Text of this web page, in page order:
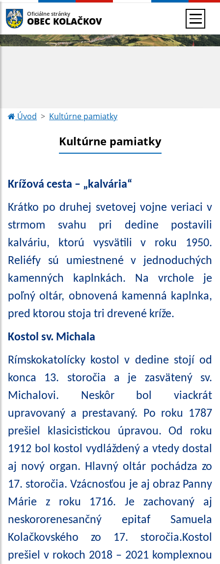
Oficiálne stránky
OBEC KOLAČKOV
Úvod Kultúrne pamiatky
Kultúrne pamiatky
Krížová cesta – „kalvária“
Krátko po druhej svetovej vojne veriaci v
strmom svahu pri dedine postavili
kalváriu, ktorú vysvätili v roku 1950.
Reliéfy sú umiestnené v jednoduchých
kamenných kaplnkách. Na vrchole je
poľný oltár, obnovená kamenná kaplnka,
pred ktorou stoja tri drevené kríže.
Kostol sv. Michala
Rímskokatolícky kostol v dedine stojí od
konca 13. storočia a je zasvätený sv.
Michalovi. Neskôr bol viackrát
upravovaný a prestavaný. Po roku 1787
prešiel klasicistickou úpravou. Od roku
1912 bol kostol vydláždený a vtedy dostal
aj nový organ. Hlavný oltár pochádza zo
17. storočia. Vzácnosťou je aj obraz Panny
Márie z roku 1716. Je zachovaný aj
neskororenesančný epitaf Samuela
Kolačkovského zo 17. storočia.Kostol
prešiel v rokoch 2018 – 2021 komplexnou